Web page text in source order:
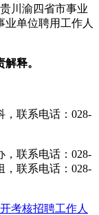
川渝四省市事业
单位聘用工作人
释。
联系电话：028-
联系电话：028-
，联系电话：028-
考核招聘工作人